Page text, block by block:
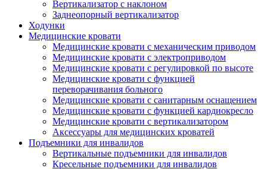
Вертикализатор с наклоном
Заднеопорный вертикализатор
Ходунки
Медицинские кровати
Медицинские кровати с механическим приводом
Медицинские кровати с электроприводом
Медицинские кровати с регулировкой по высоте
Медицинские кровати с функцией
переворачивания больного
Медицинские кровати с санитарным оснащением
Медицинские кровати с функцией кардиокресло
Медицинские кровати с вертикализатором
Аксессуары для медицинских кроватей
Подъемники для инвалидов
Вертикальные подъемники для инвалидов
Кресельные подъемники для инвалидов